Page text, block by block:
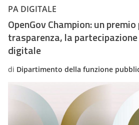
PA DIGITALE
OpenGov Champion: un
trasparenza, la
digitale
di Dipartimento della funzione